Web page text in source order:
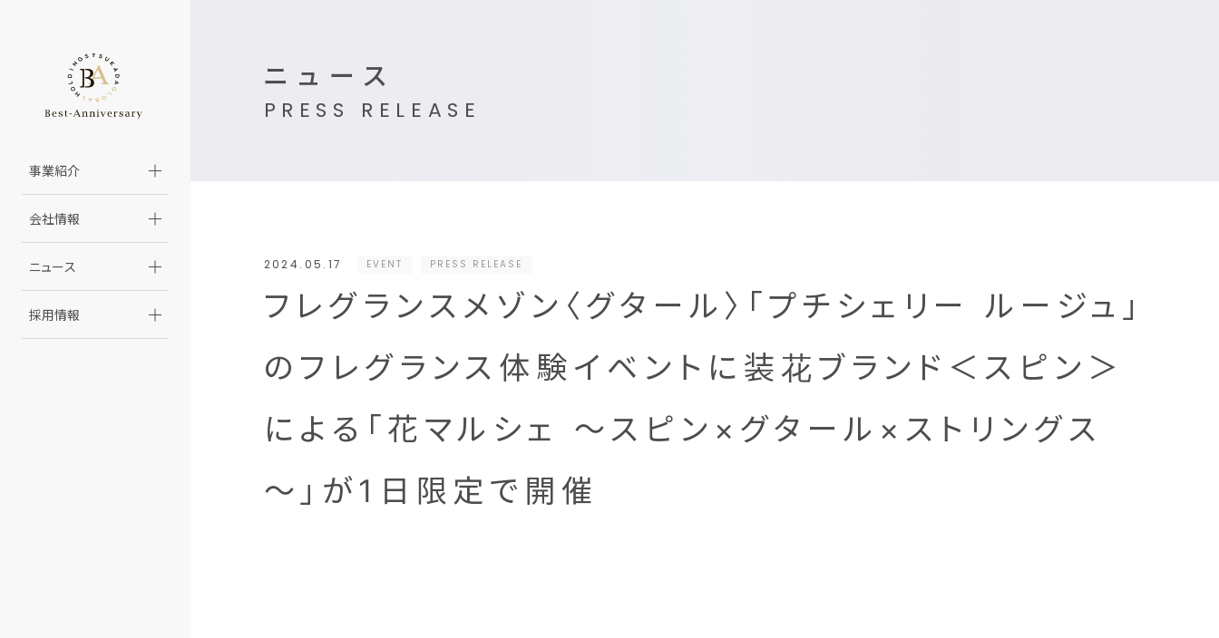
事業紹介
会社情報
ニュース
採用情報
ニュース
PRESS RELEASE
2024.05.17 EVENT PRESS RELEASE
フレグランスメゾン〈グタール〉「プチシェリー ルージュ」
のフレグランス体験イベントに装花ブランド＜スピン＞
による「花マルシェ ～スピン×グタール×ストリングス
～」が1日限定で開催